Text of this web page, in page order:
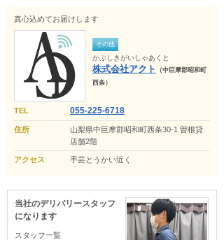
真心込めてお届けします
その他
かぶしきがいしゃあくと
株式会社アクト
（中巨摩郡昭和町
西条）
TEL 055-225-6718
住所
山梨県中巨摩郡昭和町西条30-1 曽根貸
店舗2階
アクセス 手芸とうかい近く
当社のデリバリースタッフ
になります
スタッフ一覧